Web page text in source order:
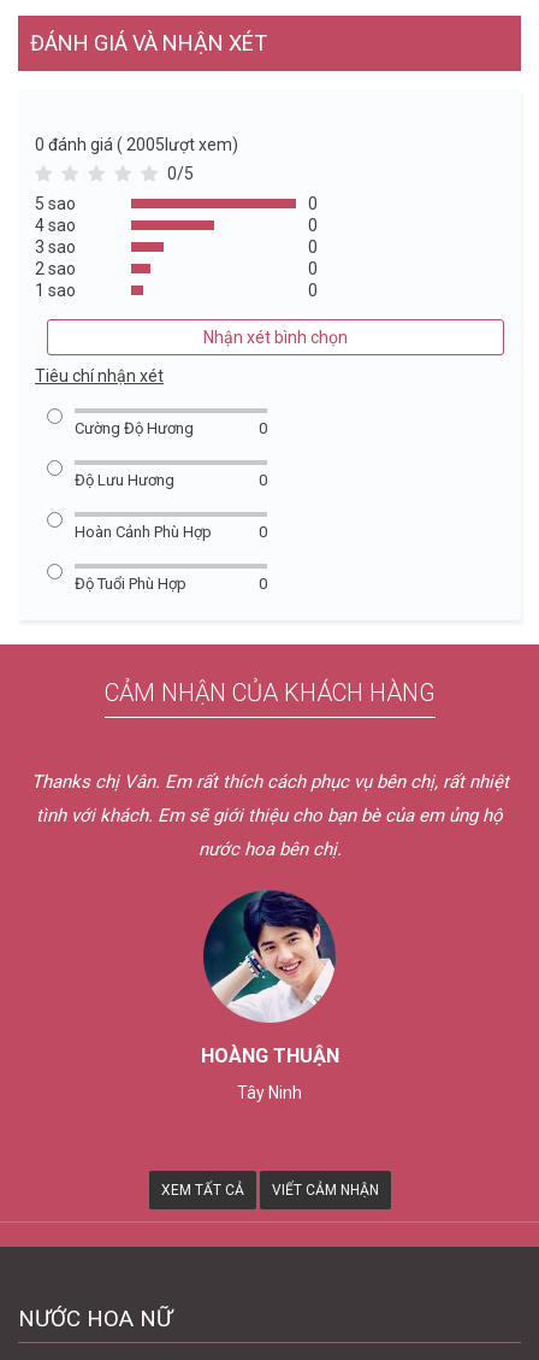
ĐÁNH GIÁ VÀ NHẬN XÉT
0 đánh giá ( 2005lượt xem)
0/5
5 sao
0
4 sao
0
3 sao
0
2 sao
0
1 sao
0
Nhận xét bình chọn
Tiêu chí nhận xét
Cường Độ Hương 0
Độ Lưu Hương 0
Hoàn Cảnh Phù Hợp 0
Độ Tuổi Phù Hợp 0
CẢM NHẬN CỦA KHÁCH HÀNG
Thanks chị Vân. Em rất thích cách phục vụ bên chị, rất nhiệt
tình với khách. Em sẽ giới thiệu cho bạn bè của em ủng hộ
nước hoa bên chị.
HOÀNG THUẬN
Tây Ninh
XEM TẤT CẢ VIẾT CẢM NHẬN
NƯỚC HOA NỮ